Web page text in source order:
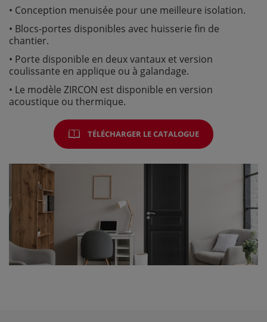
• Conception menuisée pour une meilleure isolation.
• Blocs-portes disponibles avec huisserie fin de
chantier.
• Porte disponible en deux vantaux et version
coulissante en applique ou à galandage.
• Le modèle ZIRCON est disponible en version
acoustique ou thermique.
TÉLÉCHARGER LE CATALOGUE